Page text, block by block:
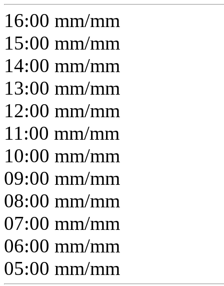
16:00 mm/mm
15:00 mm/mm
14:00 mm/mm
13:00 mm/mm
12:00 mm/mm
11:00 mm/mm
10:00 mm/mm
09:00 mm/mm
08:00 mm/mm
07:00 mm/mm
06:00 mm/mm
05:00 mm/mm